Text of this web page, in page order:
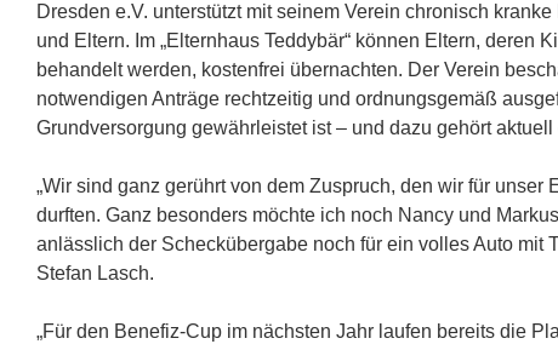
Dresden e.V. unterstützt mit seinem Verein chronisch
und Eltern. Im „Elternhaus Teddybär“ können Eltern, deren
behandelt werden, kostenfrei übernachten. Der Verein
notwendigen Anträge rechtzeitig und ordnungsgemäß
Grundversorgung gewährleistet ist – und dazu gehört
„Wir sind ganz gerührt von dem Zuspruch, den wir für
durften. Ganz besonders möchte ich noch Nancy und
anlässlich der Scheckübergabe noch für ein volles Auto mit
Stefan Lasch.
„Für den Benefiz-Cup im nächsten Jahr laufen bereits die